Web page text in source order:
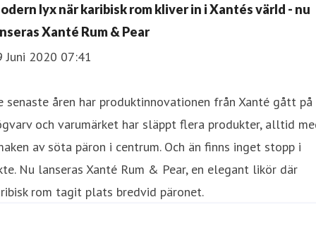
lyx när karibisk rom kliver in i Xantés värld - nu
Xanté Rum & Pear
Juni 2020 07:41
senaste åren har produktinnovationen från Xanté gått på
och varumärket har släppt flera produkter, alltid
av söta päron i centrum. Och än finns inget stopp i
Nu lanseras Xanté Rum & Pear, en elegant likör där
rom tagit plats bredvid päronet.